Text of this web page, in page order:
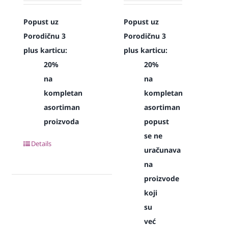
Popust uz
Porodičnu 3
plus karticu:
20%
na
kompletan
asortiman
proizvoda
Details
Popust uz
Porodičnu 3
plus karticu:
20%
na
kompletan
asortiman
popust
se ne
uračunava
na
proizvode
koji
su
već